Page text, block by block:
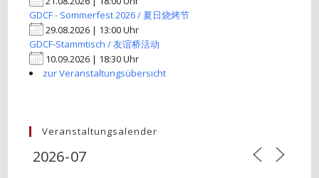
GDCF - Sommerfest 2026 / 夏日烧烤节
29.08.2026 | 13:00 Uhr
GDCF-Stammtisch / 友谊桥活动
10.09.2026 | 18:30 Uhr
zur Veranstaltungsübersicht
Veranstaltungsalender